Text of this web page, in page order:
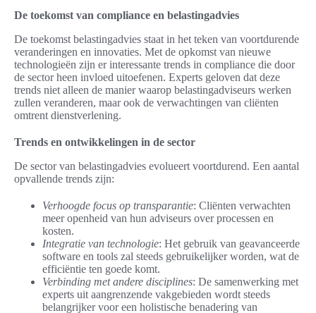
De toekomst van compliance en belastingadvies
De toekomst belastingadvies staat in het teken van voortdurende
veranderingen en innovaties. Met de opkomst van nieuwe
technologieën zijn er interessante trends in compliance die door
de sector heen invloed uitoefenen. Experts geloven dat deze
trends niet alleen de manier waarop belastingadviseurs werken
zullen veranderen, maar ook de verwachtingen van cliënten
omtrent dienstverlening.
Trends en ontwikkelingen in de sector
De sector van belastingadvies evolueert voortdurend. Een aantal
opvallende trends zijn:
Verhoogde focus op transparantie: Cliënten verwachten
meer openheid van hun adviseurs over processen en
kosten.
Integratie van technologie: Het gebruik van geavanceerde
software en tools zal steeds gebruikelijker worden, wat de
efficiëntie ten goede komt.
Verbinding met andere disciplines: De samenwerking met
experts uit aangrenzende vakgebieden wordt steeds
belangrijker voor een holistische benadering van